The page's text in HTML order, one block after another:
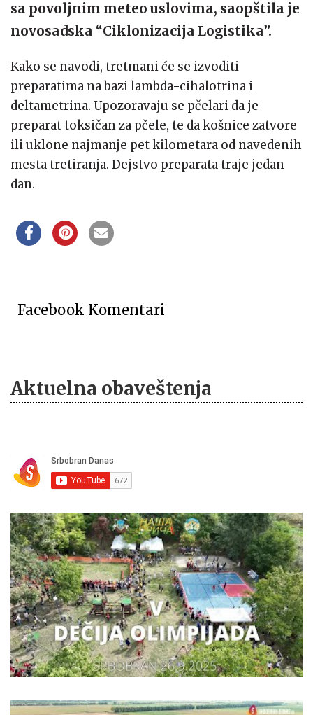
sa povoljnim meteo uslovima, saopštila je
novosadska “Ciklonizacija Logistika”.
Kako se navodi, tretmani će se izvoditi
preparatima na bazilambda-cihalotrina i
deltametrina. Upozoravaju se pčelari da je
preparat toksičan za pčele, te da košnice zatvore
ili uklone najmanje pet kilometara od navedenih
mesta tretiranja. Dejstvo preparata traje jedan
dan.
Facebook Komentari
Aktuelna obaveštenja